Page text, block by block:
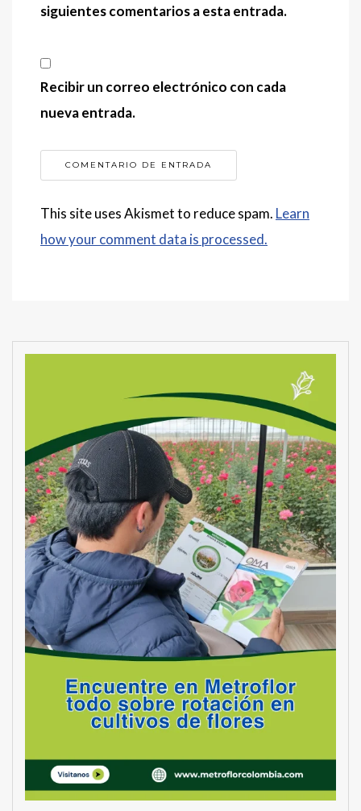
siguientes comentarios a esta entrada.
Recibir un correo electrónico con cada
nueva entrada.
This site uses Akismet to reduce spam. Learn
how your comment data is processed.